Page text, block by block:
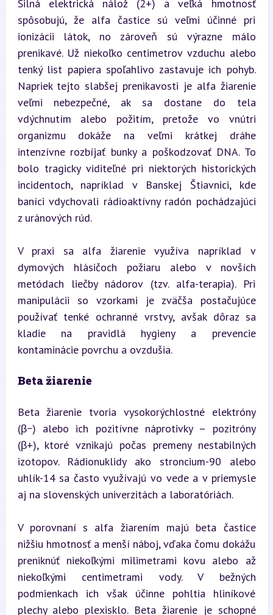
Silná elektrická nálož (2+) a veľká hmotnosť
spôsobujú, že alfa častice sú veľmi účinné pri
ionizácii látok, no zároveň sú výrazne málo
prenikavé. Už niekoľko centimetrov vzduchu alebo
tenký list papiera spoľahlivo zastavuje ich pohyb.
Napriek tejto slabšej prenikavosti je alfa žiarenie
veľmi nebezpečné, ak sa dostane do tela
vdýchnutím alebo požitím, pretože vo vnútri
organizmu dokáže na veľmi krátkej dráhe
intenzívne rozbíjať bunky a poškodzovať DNA. To
bolo tragicky viditeľné pri niektorých historických
incidentoch, napríklad v Banskej Štiavnici, kde
baníci vdychovali rádioaktívny radón pochádzajúci
z uránových rúd.
V praxi sa alfa žiarenie využíva napríklad v
dymových hlásičoch požiaru alebo v novších
metódach liečby nádorov (tzv. alfa-terapia). Pri
manipulácii so vzorkami je zväčša postačujúce
používať tenké ochranné vrstvy, avšak dôraz sa
kladie na pravidlá hygieny a prevencie
kontaminácie povrchu a ovzdušia.
Beta žiarenie
Beta žiarenie tvoria vysokorýchlostné elektróny
(β−) alebo ich pozitívne náprotivky – pozitróny
(β+), ktoré vznikajú počas premeny nestabilných
izotopov. Rádionuklidy ako stroncium-90 alebo
uhlík-14 sa často využívajú vo vede a v priemysle
aj na slovenských univerzitách a laboratóriách.
V porovnaní s alfa žiarením majú beta častice
nižšiu hmotnosť a menší náboj, vďaka čomu dokážu
preniknúť niekoľkými milimetrami kovu alebo až
niekoľkými centimetrami vody. V bežných
podmienkach ich však účinne pohltia hliníkové
plechy alebo plexisklo. Beta žiarenie je schopné